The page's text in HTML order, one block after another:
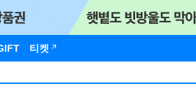
티켓